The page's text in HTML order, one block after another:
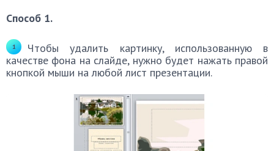
Способ 1.
Чтобы удалить картинку, использованную в
качестве фона на слайде, нужно будет нажать правой
кнопкой мыши на любой лист презентации.